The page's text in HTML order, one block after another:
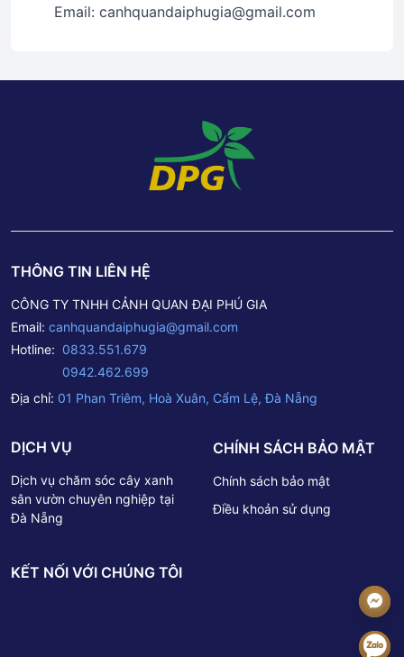
Email: canhquandaiphugia@gmail.com
THÔNG TIN LIÊN HỆ
CÔNG TY TNHH CẢNH QUAN ĐẠI PHÚ GIA
Email: canhquandaiphugia@gmail.com
Hotline: 0833.551.679
0942.462.699
Địa chỉ: 01 Phan Triêm, Hoà Xuân, Cẩm Lệ, Đà Nẵng
DỊCH VỤ
Dịch vụ chăm sóc cây xanh
sân vườn chuyên nghiệp tại
Đà Nẵng
CHÍNH SÁCH BẢO MẬT
Chính sách bảo mật
Điều khoản sử dụng
KẾT NỐI VỚI CHÚNG TÔI